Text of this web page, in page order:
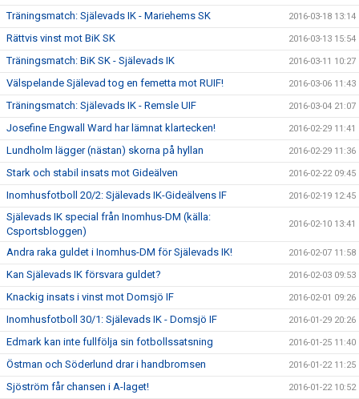
Träningsmatch: Själevads IK - Mariehems SK 2016-03-18 13:14
Rättvis vinst mot BiK SK 2016-03-13 15:54
Träningsmatch: BiK SK - Själevads IK 2016-03-11 10:27
Välspelande Själevad tog en femetta mot RUIF! 2016-03-06 11:43
Träningsmatch: Själevads IK - Remsle UIF 2016-03-04 21:07
Josefine Engwall Ward har lämnat klartecken! 2016-02-29 11:41
Lundholm lägger (nästan) skorna på hyllan 2016-02-29 11:36
Stark och stabil insats mot Gideälven 2016-02-22 09:45
Inomhusfotboll 20/2: Själevads IK-Gideälvens IF 2016-02-19 12:45
Själevads IK special från Inomhus-DM (källa:
Csportsbloggen)
2016-02-10 13:41
Andra raka guldet i Inomhus-DM för Själevads IK! 2016-02-07 11:58
Kan Själevads IK försvara guldet? 2016-02-03 09:53
Knackig insats i vinst mot Domsjö IF 2016-02-01 09:26
Inomhusfotboll 30/1: Själevads IK - Domsjö IF 2016-01-29 20:26
Edmark kan inte fullfölja sin fotbollssatsning 2016-01-25 11:40
Östman och Söderlund drar i handbromsen 2016-01-22 11:25
Sjöström får chansen i A-laget! 2016-01-22 10:52